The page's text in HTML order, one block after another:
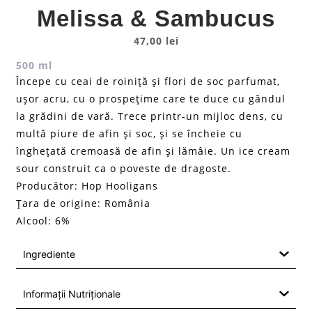
Melissa & Sambucus
47,00 lei
500 ml
Începe cu ceai de roiniță și flori de soc parfumat,
ușor acru, cu o prospețime care te duce cu gândul
la grădini de vară. Trece printr-un mijloc dens, cu
multă piure de afin și soc, și se încheie cu
înghețată cremoasă de afin și lămâie. Un ice cream
sour construit ca o poveste de dragoste.
Producător: Hop Hooligans
Țara de origine: România
Alcool: 6%
Ingrediente
Informații Nutriționale